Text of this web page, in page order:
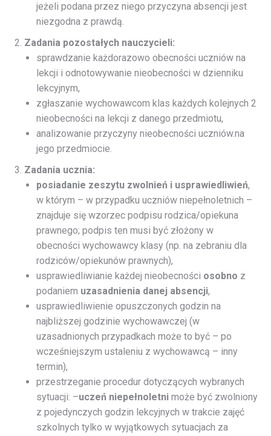
jeżeli podana przez niego przyczyna absencji jest
niezgodna z prawdą.
Zadania pozostałych nauczycieli:
sprawdzanie każdorazowo obecności uczniów na
lekcji i odnotowywanie nieobecności w dzienniku
lekcyjnym,
zgłaszanie wychowawcom klas każdych kolejnych 2
nieobecności na lekcji z danego przedmiotu,
analizowanie przyczyny nieobecności uczniów.na
jego przedmiocie.
Zadania ucznia:
posiadanie zeszytu zwolnień i usprawiedliwień,
w którym – w przypadku uczniów niepełnoletnich –
znajduje się wzorzec podpisu rodzica/opiekuna
prawnego; podpis ten musi być złożony w
obecności wychowawcy klasy (np. na zebraniu dla
rodziców/opiekunów prawnych),
usprawiedliwianie każdej nieobecności osobno z
podaniem uzasadnienia danej absencji,
usprawiedliwienie opuszczonych godzin na
najbliższej godzinie wychowawczej (w
uzasadnionych przypadkach może to być – po
wcześniejszym ustaleniu z wychowawcą – inny
termin),
przestrzeganie procedur dotyczących wybranych
sytuacji: –uczeń niepełnoletni może być zwolniony
z pojedynczych godzin lekcyjnych w trakcie zajęć
szkolnych tylko w wyjątkowych sytuacjach za